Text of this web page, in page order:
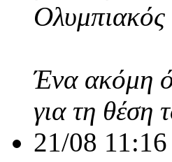
Ένα ακόμη
για τη θέση
21/08 11:16